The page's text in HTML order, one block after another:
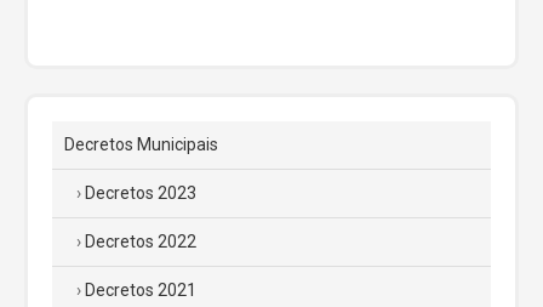
Decretos Municipais
Decretos 2023
Decretos 2022
Decretos 2021